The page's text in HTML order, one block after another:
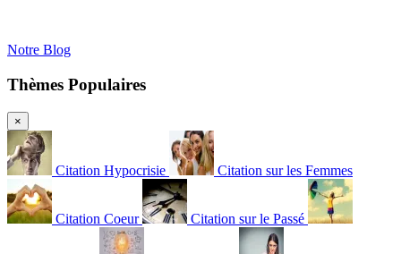
Notre Blog
Thèmes Populaires
×
Citation Hypocrisie Citation sur les Femmes
Citation Coeur Citation sur le Passé